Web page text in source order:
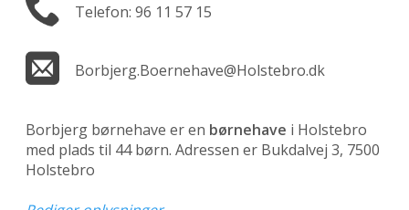
Telefon: 96 11 57 15
Borbjerg.Boernehave@Holstebro.dk
Borbjerg børnehave er en børnehave i Holstebro
med plads til 44 børn. Adressen er Bukdalvej 3, 7500
Holstebro